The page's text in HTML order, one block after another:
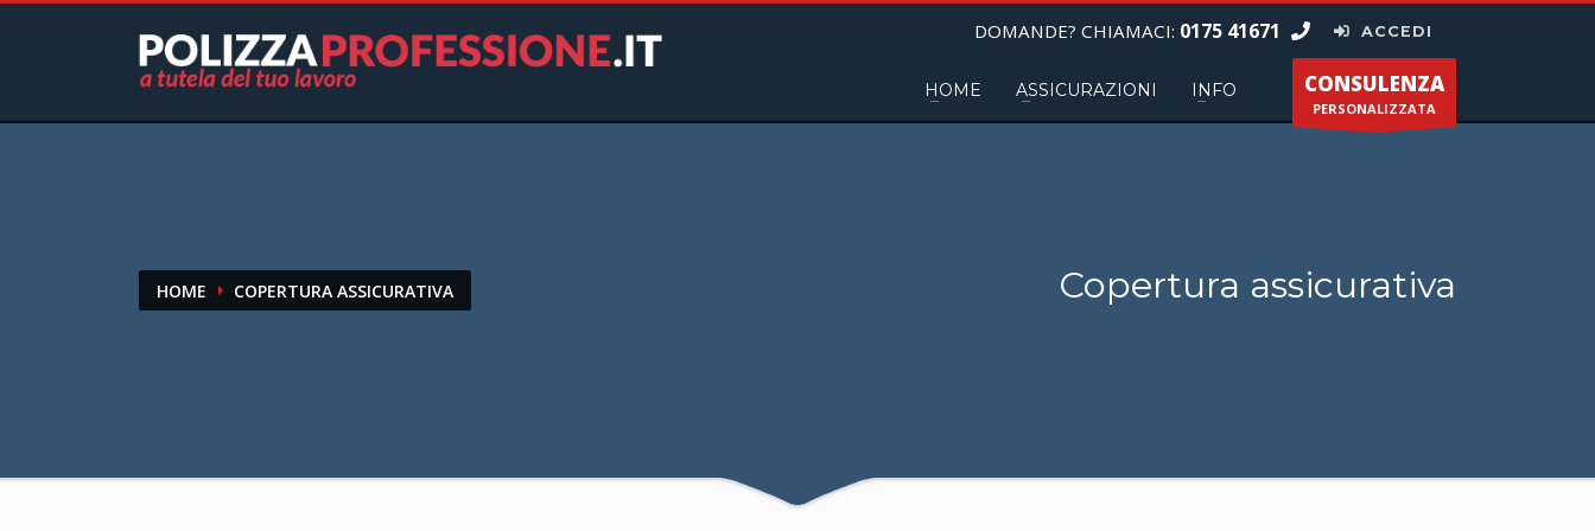
DOMANDE? CHIAMACI: 0175 41671 ACCEDI
HOME ASSICURAZIONI INFO CONSULENZA
PERSONALIZZATA
HOME COPERTURA ASSICURATIVA Copertura assicurativa